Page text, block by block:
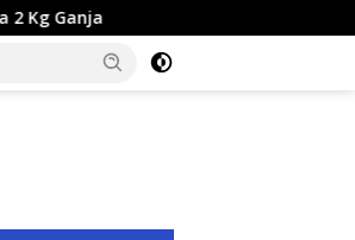
Seleksi Calon Direksi BUMD Aceh